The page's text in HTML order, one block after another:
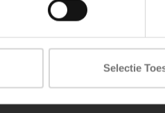
Selectie